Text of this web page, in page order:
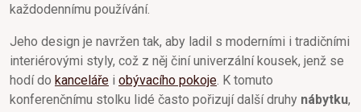
každodennímu používání.
Jeho design je navržen tak, aby ladil s moderními i tradičními
interiérovými styly, což z něj činí univerzální kousek, jenž se
hodí do kanceláře i obývacího pokoje . K tomuto
konferenčnímu stolku lidé často pořizují další druhy nábytku,